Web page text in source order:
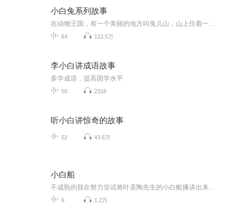
小白兔系列故事
64 112.5万
李小白讲成语故事
多学成语，提高国学水平
50 2318
听小白讲惊奇的故事
52 43.6万
小白船
6 1.2万